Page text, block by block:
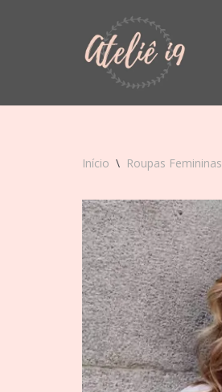
Início \ Roupas Femininas